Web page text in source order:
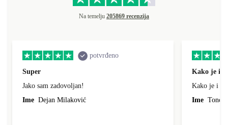
Na temelju 205869 recenzija
potvrđeno
Super
Jako sam zadovoljan!
Ime Dejan Milaković
Kako je i
Kako je i
Ime Tonci